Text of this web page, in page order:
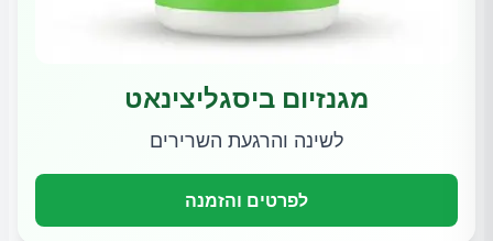
מגנזיום ביסגליצינאט
לשינה והרגעת השרירים
לפרטים והזמנה